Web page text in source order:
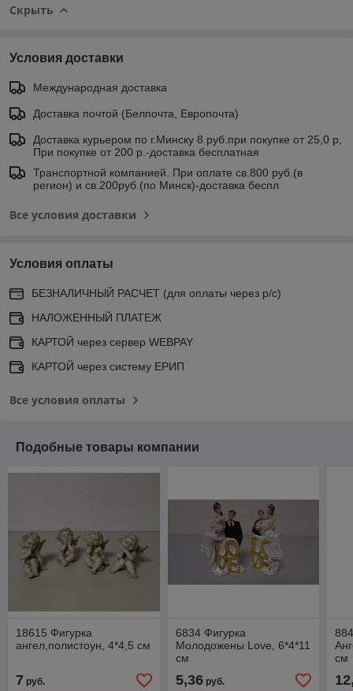
Скрыть
Условия доставки
Международная доставка
Доставка почтой (Белпочта, Европочта)
Доставка курьером по г.Минску 8 руб.при покупке от 25,0 р,
При покупке от 200 р.-доставка бесплатная
Транспортной компанией. При оплате св.800 руб.(в
регион) и св.200руб.(по Минск)-доставка беспл
Все условия доставки
Условия оплаты
БЕЗНАЛИЧНЫЙ РАСЧЕТ (для оплаты через р/с)
НАЛОЖЕННЫЙ ПЛАТЕЖ
КАРТОЙ через сервер WEBPAY
КАРТОЙ через систему ЕРИП
Все условия оплаты
Подобные товары компании
18615 Фигурка
ангел,полистоун, 4*4,5 см
7 руб.
6834 Фигурка
Молодожены Love, 6*4*11
см
5,36руб.
см